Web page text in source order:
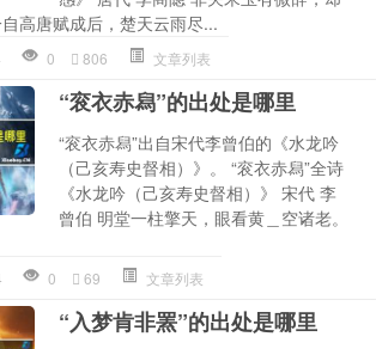
高唐赋成后，楚天云雨尽...
0 806 文章列表
“衮衣赤舄”的出处是哪里
“衮衣赤舄”出自宋代李曾伯的《水龙吟
（己亥寿史督相）》。 “衮衣赤舄”全诗
《水龙吟（己亥寿史督相）》 宋代 李
曾伯 明堂一柱擎天，眼看黄＿空诸老。
0 69 文章列表
“入梦肯非罴”的出处是哪里